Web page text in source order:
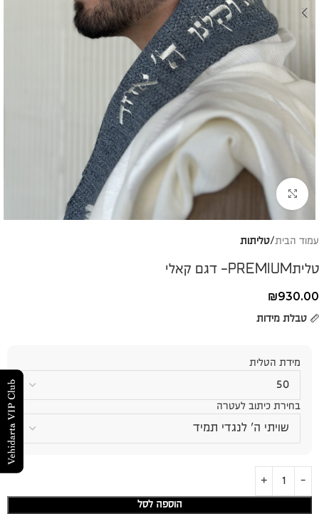
להגדלת התמונה
עמוד הבית טליתות
טליתPREMIUM- דגם קאלי
₪930.00
טבלת מידות
מידת הטלית
בחירת כיתוב לעטרה
הוספה לסל